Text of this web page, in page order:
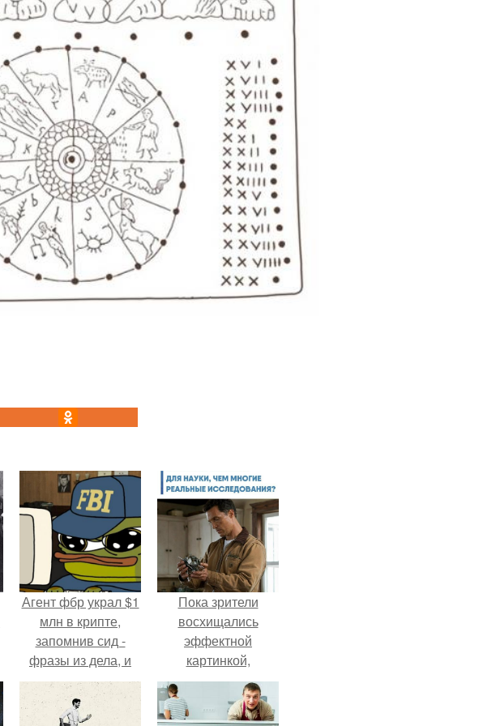
Агент фбр украл $1
млн в крипте,
запомнив сид -
фразы из дела, и
советовался с
Chatgpt, как их
потратить.
Пока зрители
восхищались
эффектной
картинкой,
создатели фильма
фактически
построили одну из